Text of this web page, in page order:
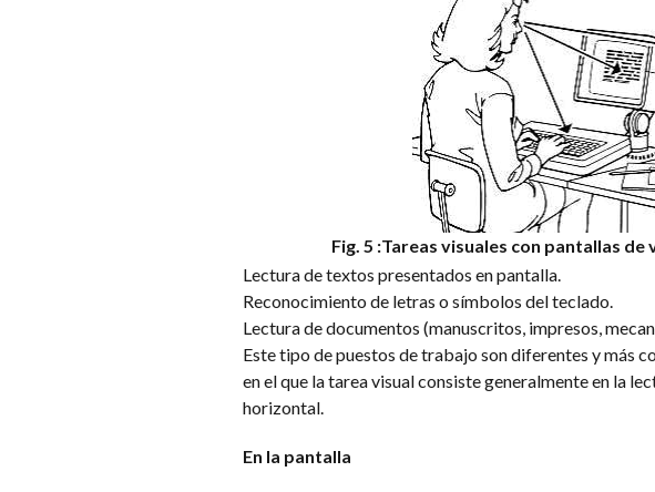
Fig. 5 :Tareas visuales con pantallas
Lectura de textos presentados en pantalla.
Reconocimiento de letras o símbolos del teclado.
Lectura de documentos (manuscritos, impresos,
Este tipo de puestos de trabajo son diferentes y más
en el que la tarea visual consiste generalmente en la
horizontal.
En la pantalla